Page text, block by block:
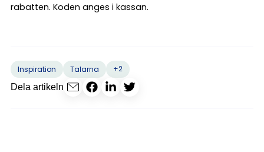
rabatten. Koden anges i kassan.
Inspiration Talarna
+2
Dela artikeln